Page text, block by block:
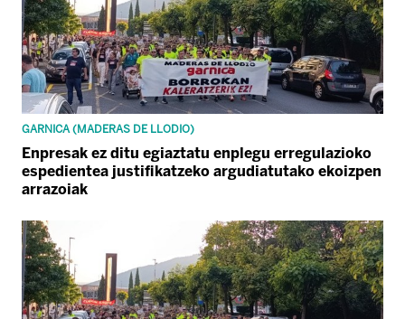
GARNICA (MADERAS DE LLODIO)
Enpresak ez ditu egiaztatu enplegu erregulazioko
espedientea justifikatzeko argudiatutako ekoizpen
arrazoiak